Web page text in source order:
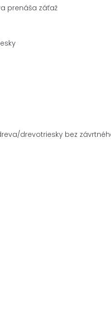
prenáša záťaž
drevotriesky bez